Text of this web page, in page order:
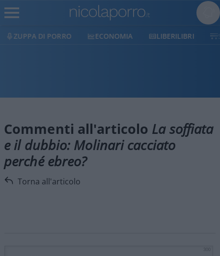
ZUPPA DI PORRO ECONOMIA LIBERILIBRI
Commenti all'articolo La soffiata
e il dubbio: Molinari cacciato
perché ebreo?
Torna all'articolo